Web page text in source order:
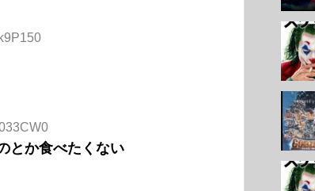
とか食べたくない